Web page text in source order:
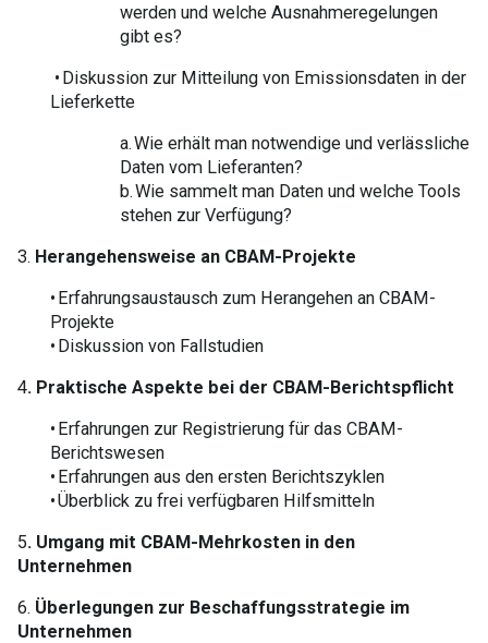
werden und welche Ausnahmeregelungen
gibt es?
• Diskussion zur Mitteilung von Emissionsdaten in der
Lieferkette
a. Wie erhält man notwendige und verlässliche
Daten vom Lieferanten?
b. Wie sammelt man Daten und welche Tools
stehen zur Verfügung?
3. Herangehensweise an CBAM-Projekte
• Erfahrungsaustausch zum Herangehen an CBAM-
Projekte
• Diskussion von Fallstudien
4. Praktische Aspekte bei der CBAM-Berichtspflicht
• Erfahrungen zur Registrierung für das CBAM-
Berichtswesen
• Erfahrungen aus den ersten Berichtszyklen
• Überblick zu frei verfügbaren Hilfsmitteln
5. Umgang mit CBAM-Mehrkosten in den
Unternehmen
6. Überlegungen zur Beschaffungsstrategie im
Unternehmen